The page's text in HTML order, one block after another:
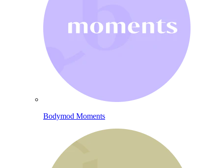
Bodymod Moments